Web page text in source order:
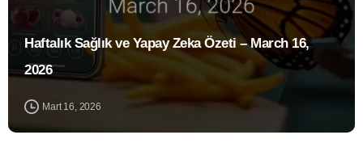
Haftalık Sağlık ve Yapay Zeka Özeti – March 16,
2026
Mart 16, 2026